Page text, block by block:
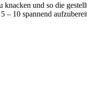
und so die
– 10 spannend